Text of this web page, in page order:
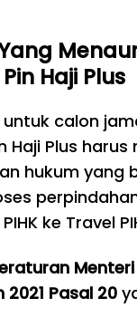
Pin Haji Plus
untuk calon
Haji Plus
hukum yang
ke Travel
Pasal 20